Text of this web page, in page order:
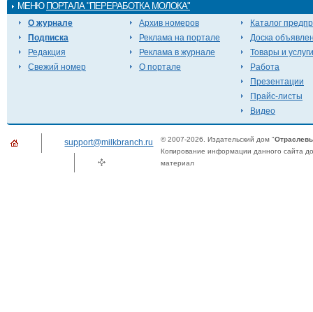
МЕНЮ ПОРТАЛА "ПЕРЕРАБОТКА МОЛОКА"
О журнале
Подписка
Редакция
Свежий номер
Архив номеров
Реклама на портале
Реклама в журнале
О портале
Каталог
Доска
Товары и услуги
Работа
Презентации
Прайс-листы
Видео
support@milkbranch.ru © 2007-2026. Издательский дом "
Копирование информации данного сайта
материал